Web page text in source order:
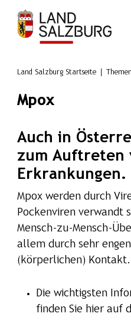
Zum Hauptinhalt springen
Land Salzburg Startseite Themen
Mpox
Auch in
zum Auftreten
Erkrankungen.
Mpox werden durch
Pockenviren verwandt
Mensch-zu-Mensch-
allem durch sehr
(körperlichen) Kontakt.
Die wichtigsten
finden Sie hier auf